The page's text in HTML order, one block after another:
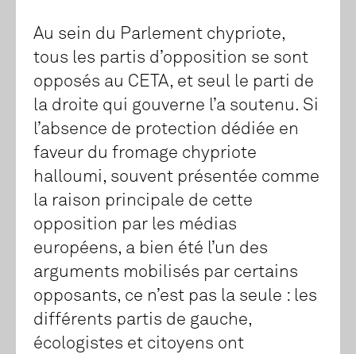
Au sein du Parlement chypriote,
tous les partis d’opposition se sont
opposés au CETA, et seul le parti de
la droite qui gouverne l’a soutenu. Si
l’absence de protection dédiée en
faveur du fromage chypriote
halloumi, souvent présentée comme
la raison principale de cette
opposition par les médias
européens, a bien été l’un des
arguments mobilisés par certains
opposants, ce n’est pas la seule : les
différents partis de gauche,
écologistes et citoyens ont